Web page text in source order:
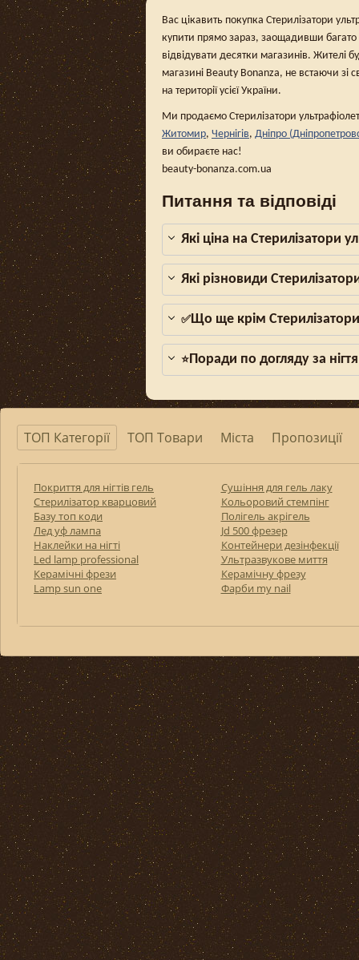
Вас цікавить покупка Стерилізатори
купити прямо зараз, заощадивши
відвідувати десятки магазинів. Жителі
магазині Beauty Bonanza, не встаючи зі
на території усієї України.
Ми продаємо Стерилізатори
Житомир, Чернігів, Дніпро
ви обираєте нас!
beauty-bonanza.com.ua
Питання та відповіді
Які ціна на Стерилізатори
Які різновиди
✅Що ще крім Стерилізатори
⭐Поради по догляду за
ТОП Категорії ТОП Товари Міста Пропозиції
Покриття для нігтів гель
Стерилізатор кварцовий
Базу топ коди
Лед уф лампа
Наклейки на нігті
Led lamp professional
Керамічні фрези
Lamp sun one
Сушіння для гель лаку
Кольоровий стемпінг
Полігель акрігель
Jd 500 фрезер
Контейнери дезінфекції
Ультразвукове миття
Керамічну фрезу
Фарби my nail